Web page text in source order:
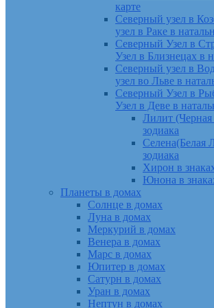
карте
Северный узел в
узел в Раке в
Северный Узел в
Узел в Близнецах в
Северный узел в
узел во Льве в
Северный Узел в
Узел в Деве в
Лилит (Черная
зодиака
Селена(Белая
зодиака
Хирон в
Юнона в
Планеты в домах
Солнце в домах
Луна в домах
Меркурий в домах
Венера в домах
Марс в домах
Юпитер в домах
Сатурн в домах
Уран в домах
Нептун в домах